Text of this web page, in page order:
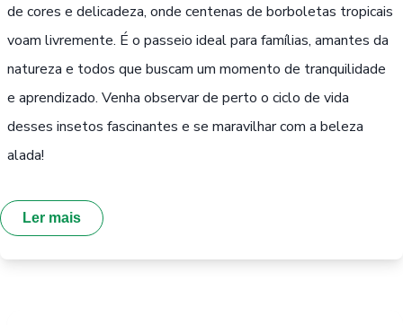
de cores e delicadeza, onde centenas de borboletas tropicais
voam livremente. É o passeio ideal para famílias, amantes da
natureza e todos que buscam um momento de tranquilidade
e aprendizado. Venha observar de perto o ciclo de vida
desses insetos fascinantes e se maravilhar com a beleza
alada!
Ler mais